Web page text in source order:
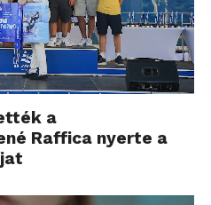
a
Raffica nyerte a